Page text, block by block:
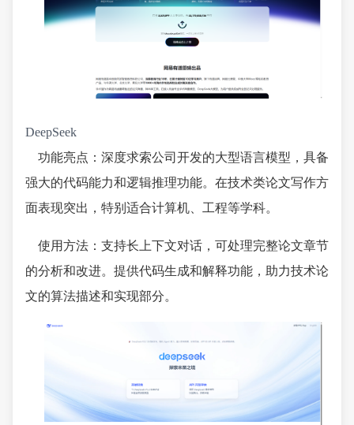
DeepSeek
功能亮点：深度求索公司开发的大型语言模型，具备
强大的代码能力和逻辑推理功能。在技术类论文写作方
面表现突出，特别适合计算机、工程等学科。
使用方法：支持长上下文对话，可处理完整论文章节
的分析和改进。提供代码生成和解释功能，助力技术论
文的算法描述和实现部分。